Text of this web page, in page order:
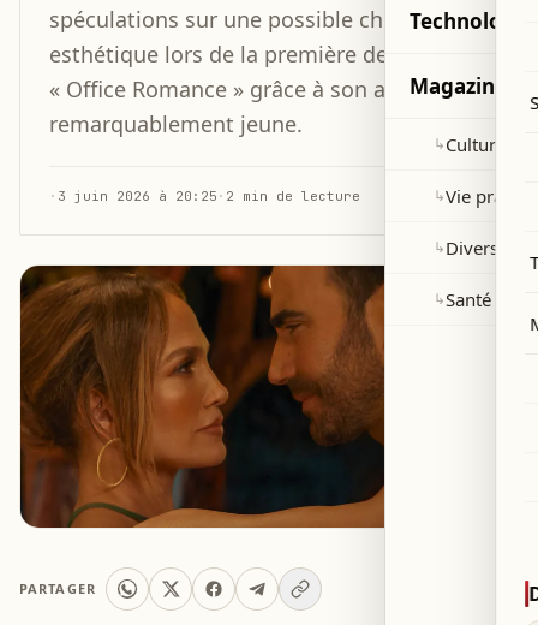
spéculations sur une possible chirurgie
esthétique lors de la première de son film
« Office Romance » grâce à son apparence
remarquablement jeune.
· 3 juin 2026 à 20:25 · 2 min de lecture
PARTAGER
Technologie
Magazine
↳Culture et
↳Vie
↳Divers
↳Santé